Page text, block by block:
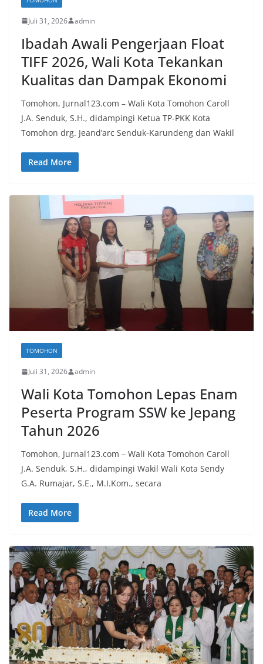
Juli 31, 2026 admin
Ibadah Awali Pengerjaan Float
TIFF 2026, Wali Kota Tekankan
Kualitas dan Dampak Ekonomi
Tomohon, Jurnal123.com – Wali Kota Tomohon Caroll
J.A. Senduk, S.H., didampingi Ketua TP-PKK Kota
Tomohon drg. Jeand’arc Senduk-Karundeng dan Wakil
Read More
TOMOHON
Juli 31, 2026 admin
Wali Kota Tomohon Lepas Enam
Peserta Program SSW ke Jepang
Tahun 2026
Tomohon, Jurnal123.com – Wali Kota Tomohon Caroll
J.A. Senduk, S.H., didampingi Wakil Wali Kota Sendy
G.A. Rumajar, S.E., M.I.Kom., secara
Read More